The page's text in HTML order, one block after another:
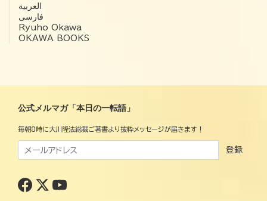
العربية‏
فارسی
Ryuho Okawa
OKAWA BOOKS
公式メルマガ「本日の一転語」
毎朝8時に大川隆法総裁ご著書より抜粋メッセージが届きます！
登録